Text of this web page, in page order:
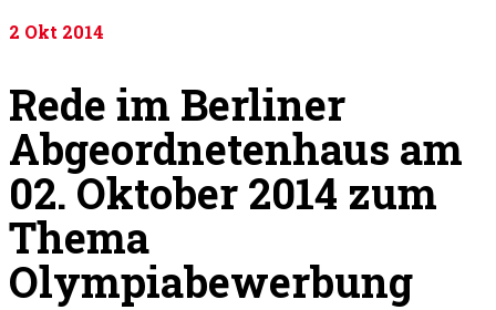
2 Okt 2014
Rede im Berliner
Abgeordnetenhaus am
02. Oktober 2014 zum
Thema
Olympiabewerbung